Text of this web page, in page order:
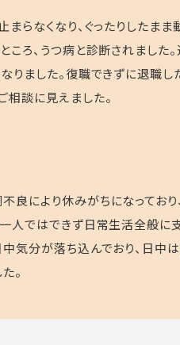
らなくなり、ぐったりしたまま
ろ、うつ病と診断されました
りました。復職できずに退職し
談に見えました。
により休みがちになっており
人ではできず日常生活全般に
気分が落ち込んでおり、日中
。